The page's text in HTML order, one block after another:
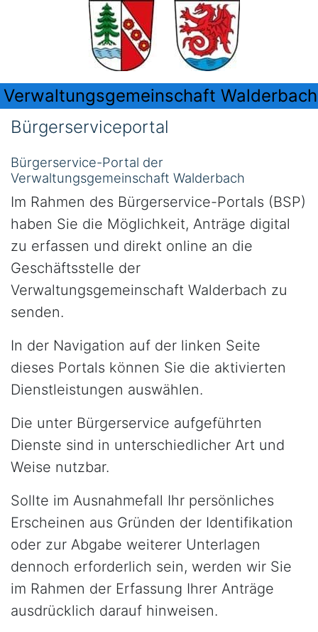
Verwaltungsgemeinschaft Walderbach
Bürgerserviceportal
Bürgerservice-Portal der
Verwaltungsgemeinschaft Walderbach
Im Rahmen des Bürgerservice-Portals (BSP)
haben Sie die Möglichkeit, Anträge digital
zu erfassen und direkt online an die
Geschäftsstelle der
Verwaltungsgemeinschaft Walderbach zu
senden.
In der Navigation auf der linken Seite
dieses Portals können Sie die aktivierten
Dienstleistungen auswählen.
Die unter Bürgerservice aufgeführten
Dienste sind in unterschiedlicher Art und
Weise nutzbar.
Sollte im Ausnahmefall Ihr persönliches
Erscheinen aus Gründen der Identifikation
oder zur Abgabe weiterer Unterlagen
dennoch erforderlich sein, werden wir Sie
im Rahmen der Erfassung Ihrer Anträge
ausdrücklich darauf hinweisen.